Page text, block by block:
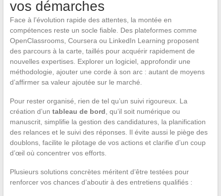
vos démarches
Face à l’évolution rapide des attentes, la montée en
compétences reste un socle fiable. Des plateformes comme
OpenClassrooms, Coursera ou LinkedIn Learning proposent
des parcours à la carte, taillés pour acquérir rapidement de
nouvelles expertises. Explorer un logiciel, approfondir une
méthodologie, ajouter une corde à son arc : autant de moyens
d’affirmer sa valeur ajoutée sur le marché.
Pour rester organisé, rien de tel qu’un suivi rigoureux. La
création d’un tableau de bord , qu’il soit numérique ou
manuscrit, simplifie la gestion des candidatures, la planification
des relances et le suivi des réponses. Il évite aussi le piège des
doublons, facilite le pilotage de vos actions et clarifie d’un coup
d’œil où concentrer vos efforts.
Plusieurs solutions concrètes méritent d’être testées pour
renforcer vos chances d’aboutir à des entretiens qualifiés :